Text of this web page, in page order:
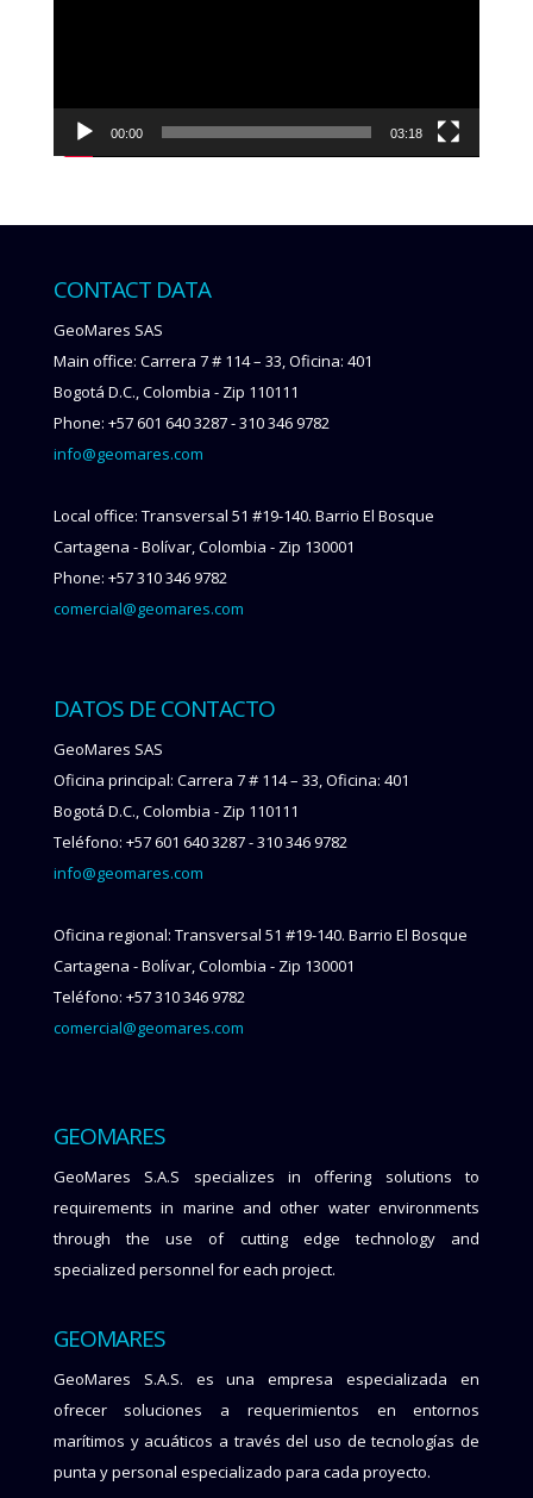
00:00 03:18
CONTACT DATA
GeoMares SAS
Main office: Carrera 7 # 114 – 33, Oficina: 401
Bogotá D.C., Colombia - Zip 110111
Phone: +57 601 640 3287 - 310 346 9782
info@geomares.com
Local office: Transversal 51 #19-140. Barrio El Bosque
Cartagena - Bolívar, Colombia - Zip 130001
Phone: +57 310 346 9782
comercial@geomares.com
DATOS DE CONTACTO
GeoMares SAS
Oficina principal: Carrera 7 # 114 – 33, Oficina: 401
Bogotá D.C., Colombia - Zip 110111
Teléfono: +57 601 640 3287 - 310 346 9782
info@geomares.com
Oficina regional: Transversal 51 #19-140. Barrio El Bosque
Cartagena - Bolívar, Colombia - Zip 130001
Teléfono: +57 310 346 9782
comercial@geomares.com
GEOMARES
GeoMares S.A.S specializes in offering solutions to
requirements in marine and other water environments
through the use of cutting edge technology and
specialized personnel for each project.
GEOMARES
GeoMares S.A.S. es una empresa especializada en
ofrecer soluciones a requerimientos en entornos
marítimos y acuáticos a través del uso de tecnologías de
punta y personal especializado para cada proyecto.